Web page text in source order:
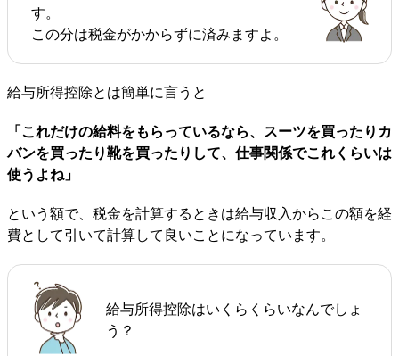
す。
この分は税金がかからずに済みますよ。
給与所得控除とは簡単に言うと
「これだけの給料をもらっているなら、スーツを買ったりカ
バンを買ったり靴を買ったりして、仕事関係でこれくらいは
使うよね」
という額で、税金を計算するときは給与収入からこの額を経
費として引いて計算して良いことになっています。
給与所得控除はいくらくらいなんでしょ
う？